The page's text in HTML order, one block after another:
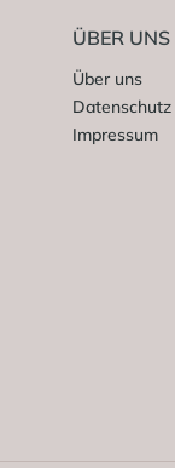
ÜBER UNS
Über uns
Datenschutz
Impressum